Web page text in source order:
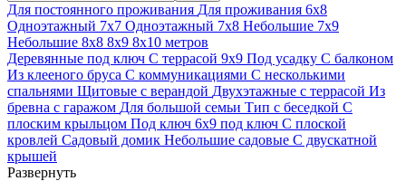
Для постоянного проживания Для проживания 6х8
Одноэтажный 7х7 Одноэтажный 7х8 Небольшие 7х9
Небольшие 8х8 8х9 8х10 метров
Деревянные под ключ С террасой 9х9 Под усадку С балконом
Из клееного бруса С коммуникациями С несколькими
спальнями Щитовые с верандой Двухэтажные с террасой Из
бревна с гаражом Для большой семьи Тип с беседкой С
плоским крыльцом Под ключ 6х9 под ключ С плоской
кровлей Садовый домик Небольшие садовые С двускатной
крышей
Развернуть